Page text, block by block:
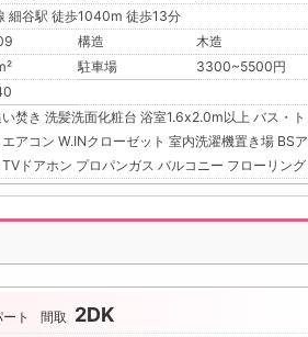
細谷駅 徒歩1040m 徒歩13分
構造
木造
駐車場
3300~5500円
焚き 洗髪洗面化粧台 浴室1.6x2.0m以上 バス・ト
エアコン W.INクローゼット 室内洗濯機置き場 BSア
TVドアホン プロパンガス バルコニー フローリング
ト 間取 2DK